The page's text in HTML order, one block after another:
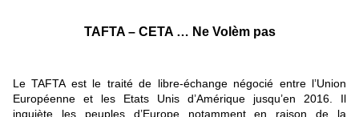
TAFTA – CETA … Ne Volèm pas
Le TAFTA est le traité de libre-échange négocié entre l’Union
Européenne et les Etats Unis d’Amérique jusqu’en 2016. Il
inquiète les peuples d’Europe notamment en raison de la